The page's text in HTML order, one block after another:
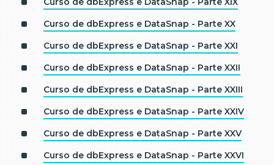
Curso de dbExpress e DataSnap - Parte XX
Curso de dbExpress e DataSnap - Parte XXI
Curso de dbExpress e DataSnap - Parte XXII
Curso de dbExpress e DataSnap - Parte XXIII
Curso de dbExpress e DataSnap - Parte XXIV
Curso de dbExpress e DataSnap - Parte XXV
Curso de dbExpress e DataSnap - Parte XXVI